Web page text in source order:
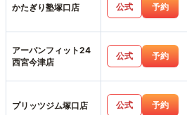
かたぎり塾塚口店 公式 予約
アーバンフィット24
西宮今津店
公式 予約
プリッツジム塚口店 公式 予約